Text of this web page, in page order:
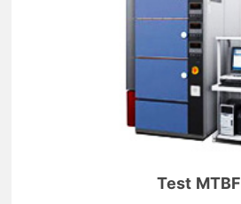
Test MTBF